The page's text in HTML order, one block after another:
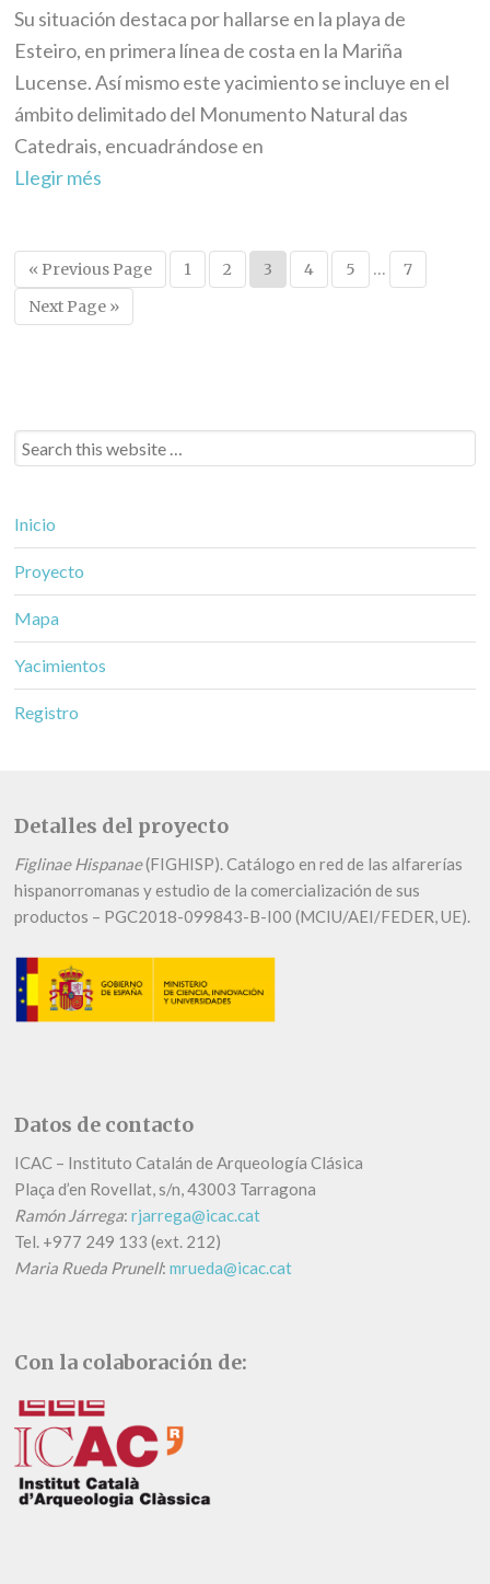
Su situación destaca por hallarse en la playa de
Esteiro, en primera línea de costa en la Mariña
Lucense. Así mismo este yacimiento se incluye en el
ámbito delimitado del Monumento Natural das
Catedrais, encuadrándose en
Llegir més
« Previous Page 1 2 3 4 5 …
7
Next Page »
Inicio
Proyecto
Mapa
Yacimientos
Registro
Detalles del proyecto
Figlinae Hispanae(FIGHISP). Catálogo en red de las alfarerías
hispanorromanas y estudio de la comercialización de sus
productos – PGC2018-099843-B-I00 (MCIU/AEI/FEDER, UE).
Datos de contacto
ICAC – Instituto Catalán de Arqueología Clásica
Plaça d’en Rovellat, s/n, 43003 Tarragona
Ramón Járrega:rjarrega@icac.cat
Tel. +977 249 133 (ext. 212)
Maria Rueda Prunell:mrueda@icac.cat
Con la colaboración de: